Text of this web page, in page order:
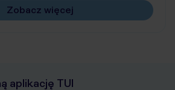
Zobacz więcej
aplikację TUI